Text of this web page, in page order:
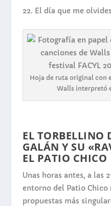
22. El día que me
Hoja de ruta original con
Walls interpretó
EL TORBELLINO
GALÁN Y SU
EL PATIO CHICO
Unas horas antes, a las
entorno del Patio Chico
propuestas más